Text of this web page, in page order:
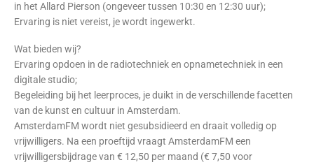
in het Allard Pierson (ongeveer tussen 10:30 en 12:30 uur);
Ervaring is niet vereist, je wordt ingewerkt.
Wat bieden wij?
Ervaring opdoen in de radiotechniek en opnametechniek in een
digitale studio;
Begeleiding bij het leerproces, je duikt in de verschillende facetten
van de kunst en cultuur in Amsterdam.
AmsterdamFM wordt niet gesubsidieerd en draait volledig op
vrijwilligers. Na een proeftijd vraagt AmsterdamFM een
vrijwilligersbijdrage van € 12,50 per maand (€ 7,50 voor